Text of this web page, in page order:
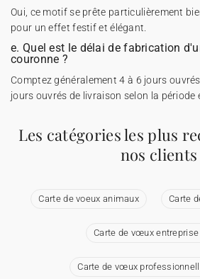
Oui, ce motif se prête particulièrement
pour un effet festif et élégant.
e. Quel est le délai de fabrication
couronne ?
Comptez généralement 4 à 6 jours
jours ouvrés de livraison selon la période
Les catégories les plus
nos clients
Carte de voeux animaux Carte
Carte de vœux
Carte de vœux